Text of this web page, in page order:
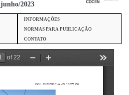
junho/2023
INFORMAÇÕES
NORMAS PARA PUBLICAÇÃO
CONTATO